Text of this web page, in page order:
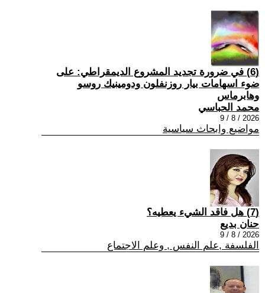
(6) في ضرورة تجديد المشروع الديمقراطي: على
ضوء اسهامات بيار روزنفلون ودومينيك روسو
وهابرماس
محمد الحباسي
2026 / 8 / 9
مواضيع وابحاث سياسية
(7) هل فاقد الشيء يعطيه؟
حنان بديع
2026 / 8 / 9
الفلسفة ,علم النفس , وعلم الاجتماع